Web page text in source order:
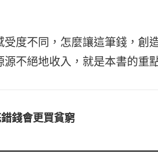
度不同，怎麼讓這筆錢，創
不絕地收入，就是本書的重
錢會更買貧窮